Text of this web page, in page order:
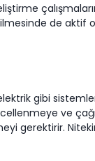
de aktif
gibi
ve
gerektirir.